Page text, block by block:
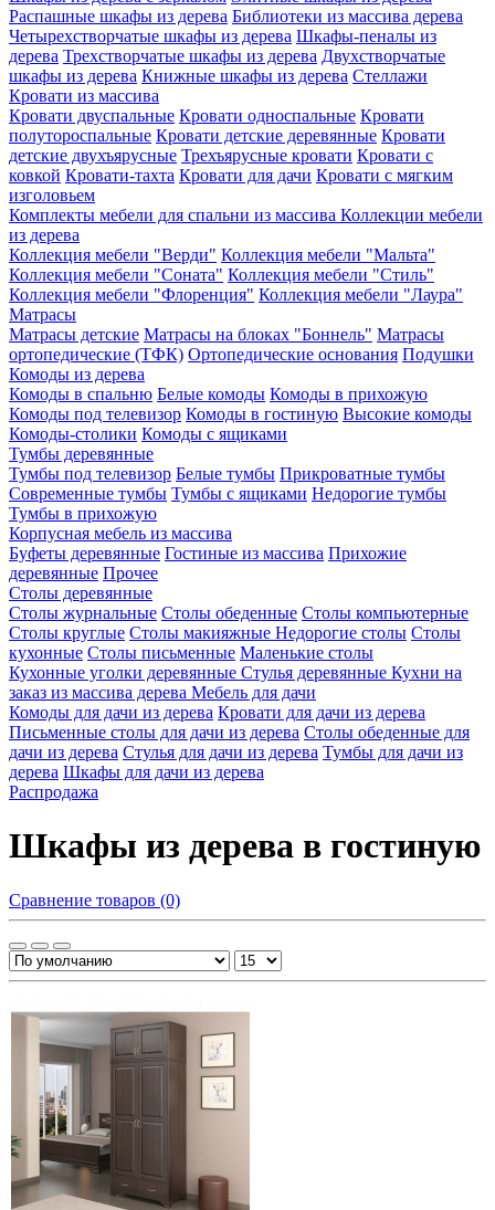
Распашные шкафы из дерева Библиотеки из массива дерева
Четырехстворчатые шкафы из дерева Шкафы-пеналы из
дерева Трехстворчатые шкафы из дерева Двухстворчатые
шкафы из дерева Книжные шкафы из дерева Стеллажи
Кровати из массива
Кровати двуспальные Кровати односпальные Кровати
полутороспальные Кровати детские деревянные Кровати
детские двухъярусные Трехъярусные кровати Кровати с
ковкой Кровати-тахта Кровати для дачи Кровати с мягким
изголовьем
Комплекты мебели для спальни из массива Коллекции мебели
из дерева
Коллекция мебели "Верди" Коллекция мебели "Мальта"
Коллекция мебели "Соната" Коллекция мебели "Стиль"
Коллекция мебели "Флоренция" Коллекция мебели "Лаура"
Матрасы
Матрасы детские Матрасы на блоках "Боннель" Матрасы
ортопедические (ТФК) Ортопедические основания Подушки
Комоды из дерева
Комоды в спальню Белые комоды Комоды в прихожую
Комоды под телевизор Комоды в гостиную Высокие комоды
Комоды-столики Комоды с ящиками
Тумбы деревянные
Тумбы под телевизор Белые тумбы Прикроватные тумбы
Современные тумбы Тумбы с ящиками Недорогие тумбы
Тумбы в прихожую
Корпусная мебель из массива
Буфеты деревянные Гостиные из массива Прихожие
деревянные Прочее
Столы деревянные
Столы журнальные Столы обеденные Столы компьютерные
Столы круглые Столы макияжные Недорогие столы Столы
кухонные Столы письменные Маленькие столы
Кухонные уголки деревянные Стулья деревянные Кухни на
заказ из массива дерева Мебель для дачи
Комоды для дачи из дерева Кровати для дачи из дерева
Письменные столы для дачи из дерева Столы обеденные для
дачи из дерева Стулья для дачи из дерева Тумбы для дачи из
дерева Шкафы для дачи из дерева
Распродажа
Шкафы из дерева в гостиную
Сравнение товаров (0)